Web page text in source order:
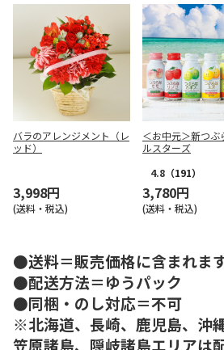
バラのアレンジメント（レ
ッド）
3,998円
(送料・税込)
＜お中元＞新つぶ
ルスターズ
4.8 （191）
3,780円
(送料・税込)
●送料＝販売価格に含まれます
●配送方法＝ゆうパック
●同梱・のし対応＝不可
※北海道、長崎、鹿児島、沖
笠原諸島、隠岐諸島エリアは